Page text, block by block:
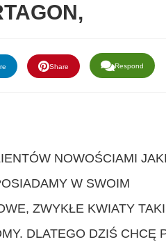
Share Respond
NOWOŚCIAMI
W SWOIM
ZWYKŁE KWIATY
DLATEGO DZIŚ CHCĘ